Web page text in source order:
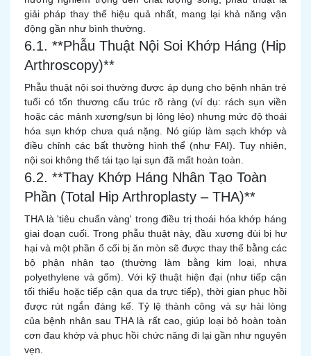
giải pháp thay thế hiệu quả nhất, mang lại khả năng vận
động gần như bình thường.
6.1. **Phẫu Thuật Nội Soi Khớp Háng (Hip
Arthroscopy)**
Phẫu thuật nội soi thường được áp dụng cho bệnh nhân trẻ
tuổi có tổn thương cấu trúc rõ ràng (ví dụ: rách sụn viền
hoặc các mảnh xương/sụn bị lỏng lẻo) nhưng mức độ thoái
hóa sụn khớp chưa quá nặng. Nó giúp làm sạch khớp và
điều chỉnh các bất thường hình thể (như FAI). Tuy nhiên,
nội soi không thể tái tạo lại sụn đã mất hoàn toàn.
6.2. **Thay Khớp Háng Nhân Tạo Toàn
Phần (Total Hip Arthroplasty – THA)**
THA là 'tiêu chuẩn vàng' trong điều trị thoái hóa khớp háng
giai đoạn cuối. Trong phẫu thuật này, đầu xương đùi bị hư
hại và một phần ổ cối bị ăn mòn sẽ được thay thế bằng các
bộ phận nhân tạo (thường làm bằng kim loại, nhựa
polyethylene và gốm). Với kỹ thuật hiện đại (như tiếp cận
tối thiểu hoặc tiếp cận qua da trực tiếp), thời gian phục hồi
được rút ngắn đáng kể. Tỷ lệ thành công và sự hài lòng
của bệnh nhân sau THA là rất cao, giúp loại bỏ hoàn toàn
cơn đau khớp và phục hồi chức năng đi lại gần như nguyên
vẹn.